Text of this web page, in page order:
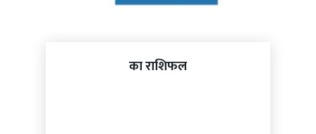
का राशिफल